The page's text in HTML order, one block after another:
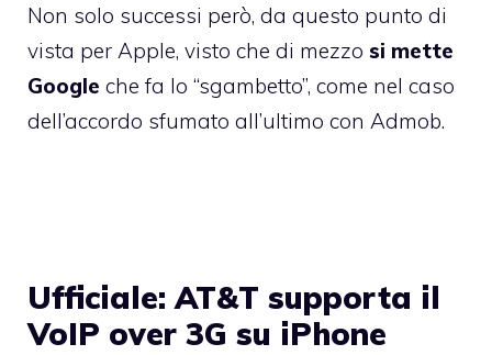
Non solo successi però, da questo punto di
vista per Apple, visto che di mezzo si mette
Google che fa lo “sgambetto”, come nel caso
dell’accordo sfumato all’ultimo con Admob.
Ufficiale: AT&T supporta il
VoIP over 3G su iPhone